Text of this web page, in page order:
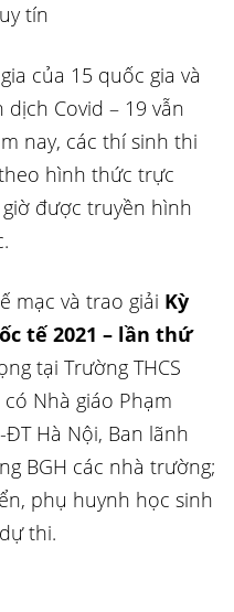
tín
của 15 quốc gia và
Covid – 19 vẫn
nay, các thí sinh thi
hình thức trực
được truyền hình
mạc và trao giải Kỳ
tế 2021 – lần thứ
tại Trường THCS
Nhà giáo Phạm
Hà Nội, Ban lãnh
BGH các nhà trường;
phụ huynh học sinh
thi.